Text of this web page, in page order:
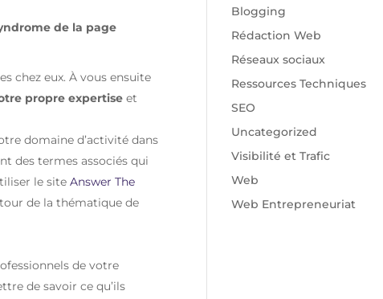
de la page
chez eux. À vous ensuite
propre expertise et
domaine d’activité dans
des termes associés qui
le site Answer The
de la thématique de
de votre
de savoir ce qu’ils
Blogging
Rédaction Web
Réseaux sociaux
Ressources Techniques
SEO
Uncategorized
Visibilité et Trafic
Web
Web Entrepreneuriat